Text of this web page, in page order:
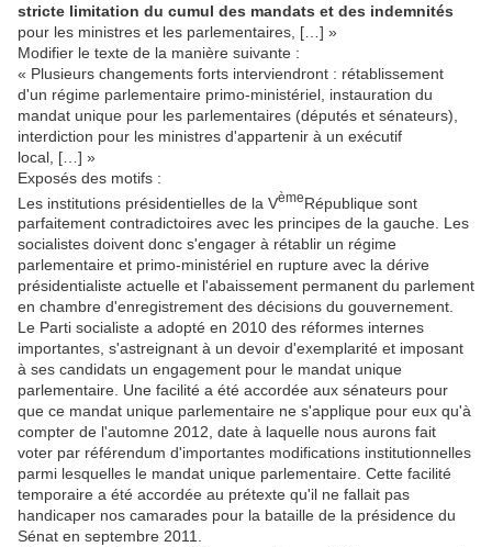
stricte limitation du cumul des mandats et des indemnités
pour les ministres et les parlementaires, […] »
Modifier le texte de la manière suivante :
« Plusieurs changements forts interviendront : rétablissement
d'un régime parlementaire primo-ministériel, instauration du
mandat unique pour les parlementaires (députés et sénateurs),
interdiction pour les ministres d'appartenir à un exécutif
local, […] »
Exposés des motifs :
Les institutions présidentielles de la VèmeRépublique sont
parfaitement contradictoires avec les principes de la gauche. Les
socialistes doivent donc s'engager à rétablir un régime
parlementaire et primo-ministériel en rupture avec la dérive
présidentialiste actuelle et l'abaissement permanent du parlement
en chambre d'enregistrement des décisions du gouvernement.
Le Parti socialiste a adopté en 2010 des réformes internes
importantes, s'astreignant à un devoir d'exemplarité et imposant
à ses candidats un engagement pour le mandat unique
parlementaire. Une facilité a été accordée aux sénateurs pour
que ce mandat unique parlementaire ne s'applique pour eux qu'à
compter de l'automne 2012, date à laquelle nous aurons fait
voter par référendum d'importantes modifications institutionnelles
parmi lesquelles le mandat unique parlementaire. Cette facilité
temporaire a été accordée au prétexte qu'il ne fallait pas
handicaper nos camarades pour la bataille de la présidence du
Sénat en septembre 2011.